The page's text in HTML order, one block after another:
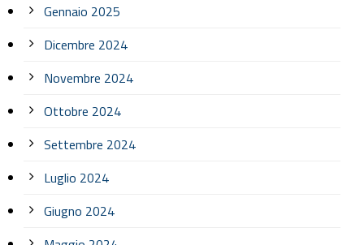
Gennaio 2025
Dicembre 2024
Novembre 2024
Ottobre 2024
Settembre 2024
Luglio 2024
Giugno 2024